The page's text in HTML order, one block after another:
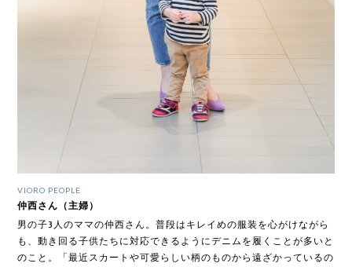
VIORO PEOPLE
仲西さん（主婦）
男の子3人のママの仲西さん。普段はキレイめの服装を心がけながら
も、動き回る子供たちに対応できるようにデニムを履くことが多いと
のこと。「最近スカートや可愛らしい柄のものから遠ざかっているの